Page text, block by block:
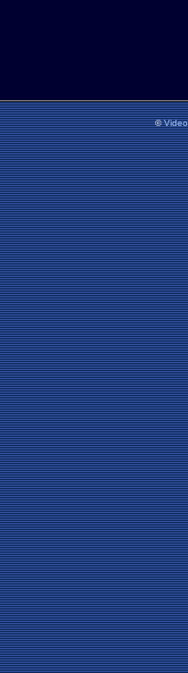
©